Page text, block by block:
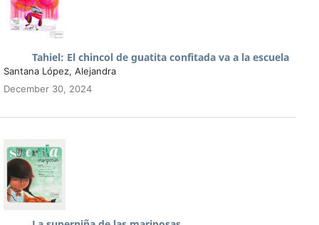
Tahiel: El chincol de guatita confitada va a la escuela
Santana López, Alejandra
December 30, 2024